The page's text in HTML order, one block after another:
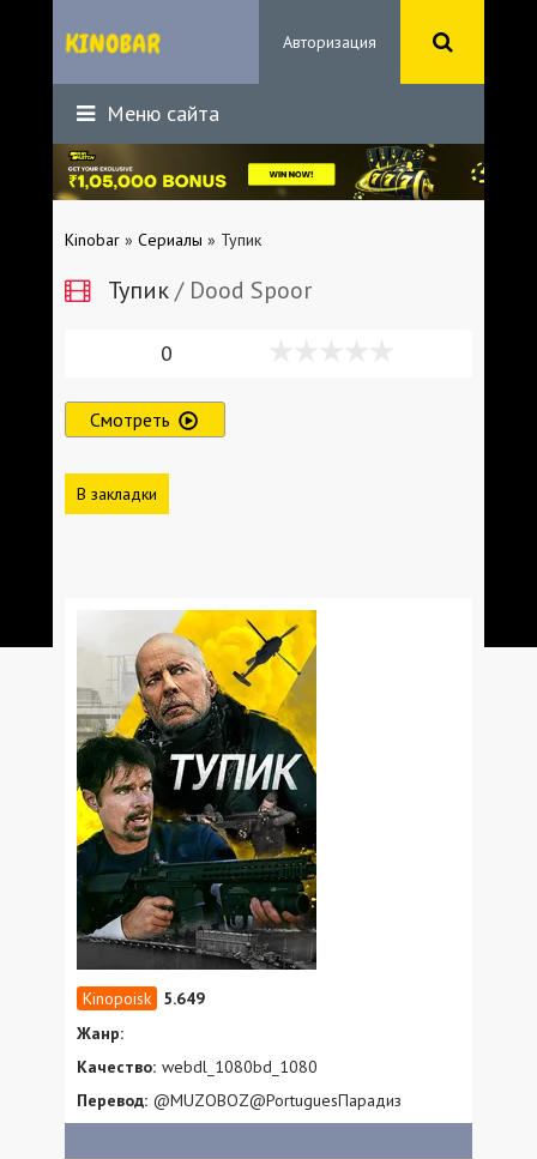
Авторизация
Меню сайта
Kinobar » Сериалы » Тупик
Тупик/ Dood Spoor
0
Смотреть
В закладки
5.649
Жанр:
Качество: webdl_1080bd_1080
Перевод: @MUZOBOZ@PortuguesПарадиз